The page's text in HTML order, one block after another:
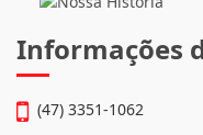
Informações
(47) 3351-1062